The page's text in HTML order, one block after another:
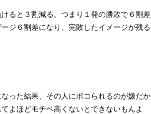
ると３割減る。つまり１発の勝敗で６割差
ジ６割差になり、完敗したイメージが残る
った結果、その人にボコられるのが嫌だ
よほどモチベ高くないとできないもんよ